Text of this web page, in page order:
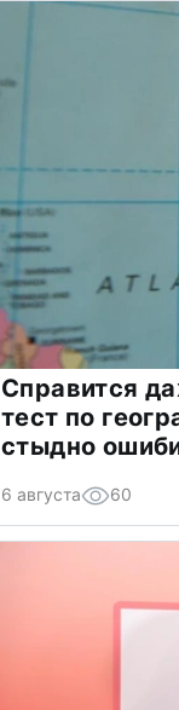
Справится
тест по
стыдно
6 августа 60